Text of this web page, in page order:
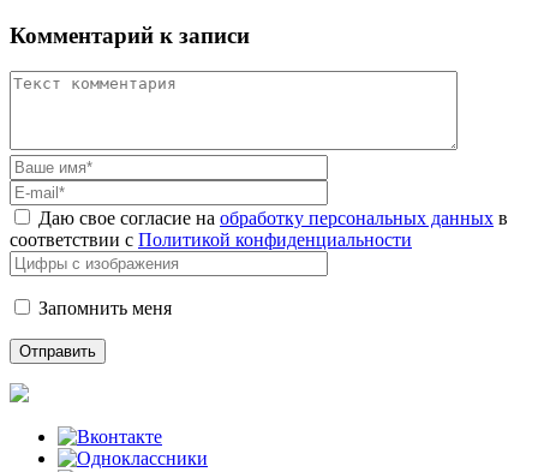
Комментарий к записи
Даю свое согласие на обработку персональных данных в
соответствии с Политикой конфиденциальности
Запомнить меня